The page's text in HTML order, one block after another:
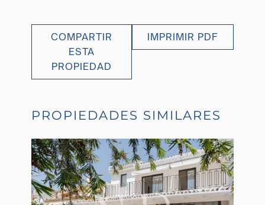
COMPARTIR
ESTA
PROPIEDAD
IMPRIMIR PDF
PROPIEDADES SIMILARES